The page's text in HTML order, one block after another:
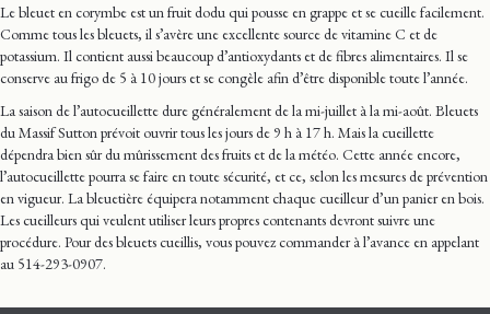
Le bleuet en corymbe est un fruit dodu qui pousse en grappe et se cueille facilement.
Comme tous les bleuets, il s’avère une excellente source de vitamine C et de
potassium. Il contient aussi beaucoup d’antioxydants et de fibres alimentaires. Il se
conserve au frigo de 5 à 10 jours et se congèle afin d’être disponible toute l’année.
La saison de l’autocueillette dure généralement de la mi-juillet à la mi-août. Bleuets
du Massif Sutton prévoit ouvrir tous les jours de 9 h à 17 h. Mais la cueillette
dépendra bien sûr du mûrissement des fruits et de la météo. Cette année encore,
l’autocueillette pourra se faire en toute sécurité, et ce, selon les mesures de prévention
en vigueur. La bleuetière équipera notamment chaque cueilleur d’un panier en bois.
Les cueilleurs qui veulent utiliser leurs propres contenants devront suivre une
procédure. Pour des bleuets cueillis, vous pouvez commander à l’avance en appelant
au 514-293-0907.